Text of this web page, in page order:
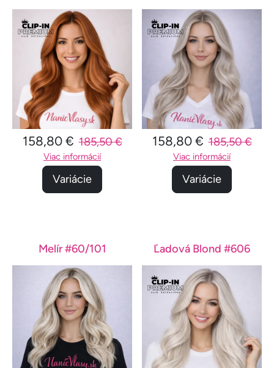
158,80 € 185,50 €
Viac informácií
Variácie
158,80 € 185,50 €
Viac informácií
Variácie
Melír #60/101 Ľadová Blond #606